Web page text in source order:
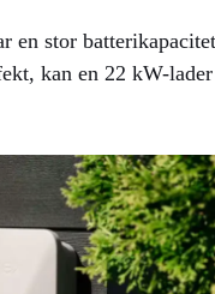
en stor
kan en 22 kW-